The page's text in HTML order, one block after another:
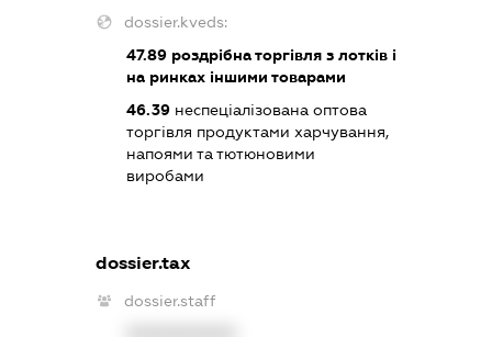
dossier.kveds:
47.89роздрібна торгівля з лотків і
на ринках іншими товарами
46.39неспеціалізована оптова
торгівля продуктами харчування,
напоями та тютюновими
виробами
dossier.tax
dossier.staff